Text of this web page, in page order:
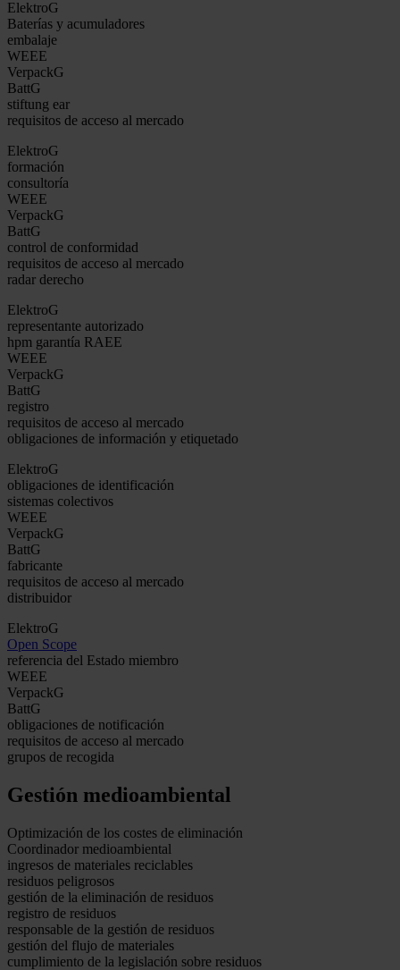
ElektroG
Baterías y acumuladores
embalaje
WEEE
VerpackG
BattG
stiftung ear
requisitos de acceso al mercado
ElektroG
formación
consultoría
WEEE
VerpackG
BattG
control de conformidad
requisitos de acceso al mercado
radar derecho
ElektroG
representante autorizado
hpm garantía RAEE
WEEE
VerpackG
BattG
registro
requisitos de acceso al mercado
obligaciones de información y etiquetado
ElektroG
obligaciones de identificación
sistemas colectivos
WEEE
VerpackG
BattG
fabricante
requisitos de acceso al mercado
distribuidor
ElektroG
Open Scope
referencia del Estado miembro
WEEE
VerpackG
BattG
obligaciones de notificación
requisitos de acceso al mercado
grupos de recogida
Gestión medioambiental
Optimización de los costes de eliminación
Coordinador medioambiental
ingresos de materiales reciclables
residuos peligrosos
gestión de la eliminación de residuos
registro de residuos
responsable de la gestión de residuos
gestión del flujo de materiales
cumplimiento de la legislación sobre residuos